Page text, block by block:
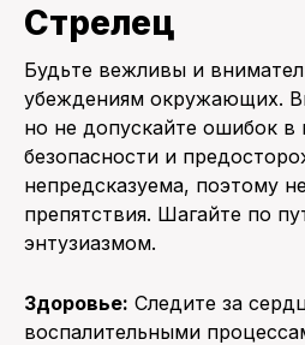
Стрелец
Будьте вежливы и
убеждениям окружающих.
но не допускайте ошибок в
безопасности и
непредсказуема, поэтому
препятствия. Шагайте по
энтузиазмом.
Здоровье: Следите за
воспалительными